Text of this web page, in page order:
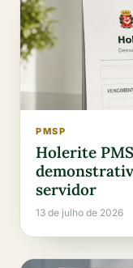
PMSP
Holerite
servidor
13 de julho de 2026